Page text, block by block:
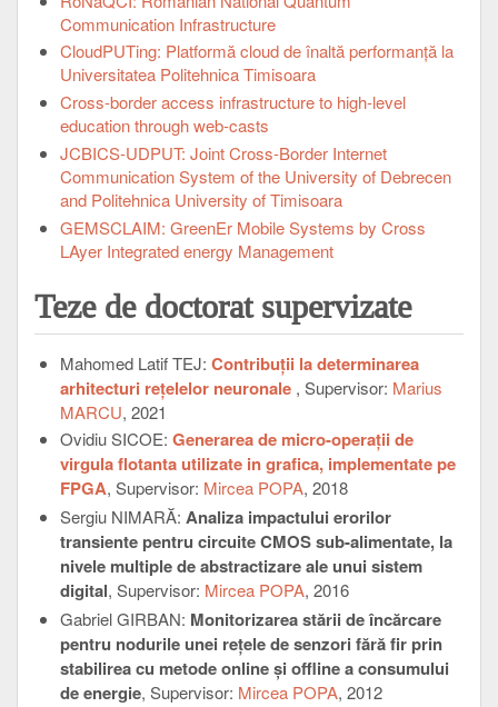
Communication Infrastructure
CloudPUTing: Platformă cloud de înaltă performanță la
Universitatea Politehnica Timisoara
Cross-border access infrastructure to high-level
education through web-casts
JCBICS-UDPUT: Joint Cross-Border Internet
Communication System of the University of Debrecen
and Politehnica University of Timisoara
GEMSCLAIM: GreenEr Mobile Systems by Cross
LAyer Integrated energy Management
Teze de doctorat supervizate
Mahomed Latif TEJ: Contribuții la determinarea
arhitecturi rețelelor neuronale , Supervisor: Marius
MARCU, 2021
Ovidiu SICOE: Generarea de micro-operații de
virgula flotanta utilizate in grafica, implementate pe
FPGA, Supervisor: Mircea POPA, 2018
Sergiu NIMARĂ: Analiza impactului erorilor
transiente pentru circuite CMOS sub-alimentate, la
nivele multiple de abstractizare ale unui sistem
digital, Supervisor: Mircea POPA, 2016
Gabriel GIRBAN: Monitorizarea stării de încărcare
pentru nodurile unei reţele de senzori fără fir prin
stabilirea cu metode online şi offline a consumului
de energie, Supervisor: Mircea POPA, 2012